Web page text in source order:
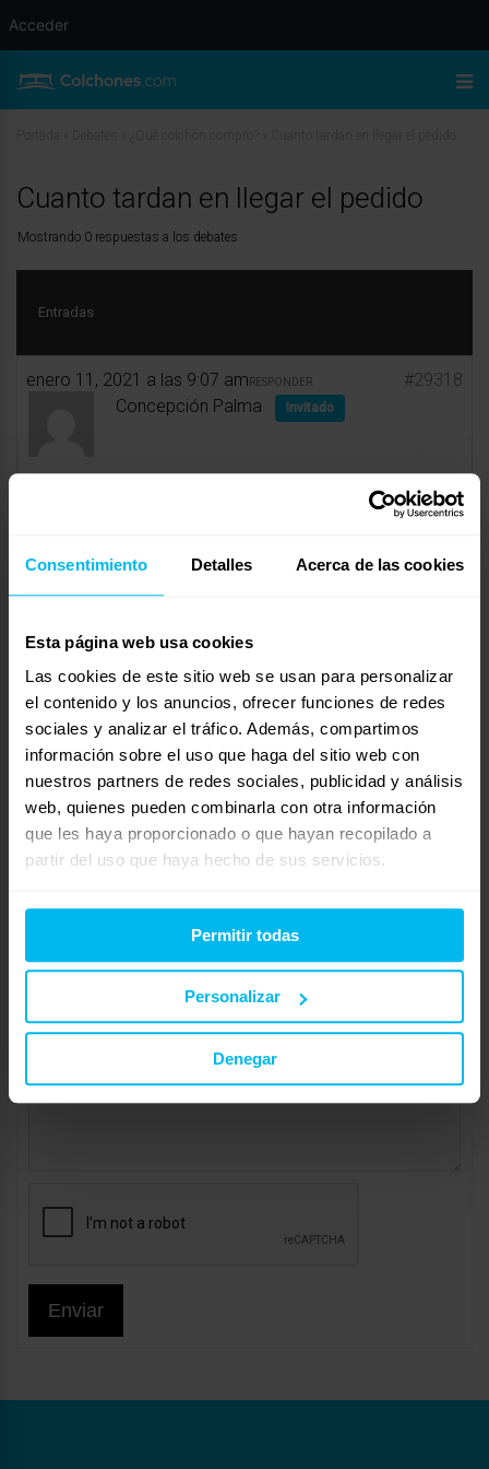
Consentimiento Detalles Acerca de las cookies
Esta página web usa cookies
Las cookies de este sitio web se usan para personalizar
el contenido y los anuncios, ofrecer funciones de redes
sociales y analizar el tráfico. Además, compartimos
información sobre el uso que haga del sitio web con
nuestros partners de redes sociales, publicidad y análisis
web, quienes pueden combinarla con otra información
que les haya proporcionado o que hayan recopilado a
partir del uso que haya hecho de sus servicios.
Permitir todas
Personalizar
Denegar
Cuanto tardan en llegar el pedido
Mostrando 0 respuestas a los debates
Entradas
enero 11, 2021 a las 9:07 am #29318
RESPONDER
Concepción Palma Invitado
Respuesta a: Cuanto tardan en llegar el pedido
Correo electrónico (no se publicará) (obligatorio):
Web:
Enviar
Acceder